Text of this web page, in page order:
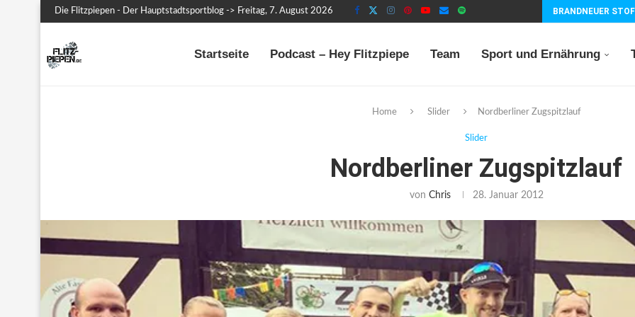
Die Flitzpiepen - Der Hauptstadtsportblog -> Freitag, 7. August 2026 BRANDNEUER
Startseite Podcast – Hey Flitzpiepe Team Sport und Ernährung
Home Slider Nordberliner Zugspitzlauf
Slider
Nordberliner Zugspitzlauf
von Chris 28. Januar 2012